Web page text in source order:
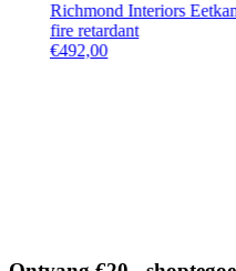
Richmond Interiors
fire retardant
€492,00